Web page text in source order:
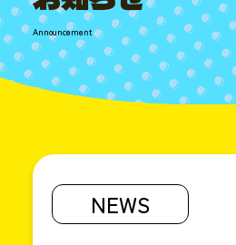
Announcement
NEWS